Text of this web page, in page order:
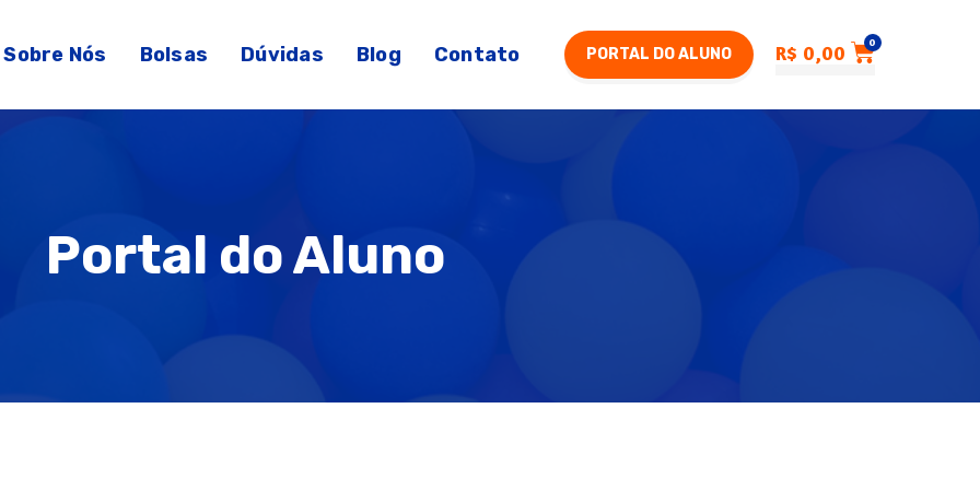
Sobre Nós Bolsas Dúvidas Blog Contato PORTAL DO ALUNO R$ 0,00 0
Portal do Aluno